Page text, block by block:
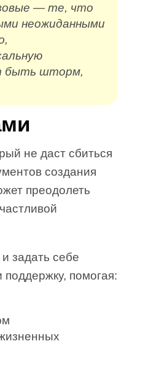
— те, что
неожиданными
быть шторм,
не даст сбиться
создания
преодолеть
задать себе
помогая: